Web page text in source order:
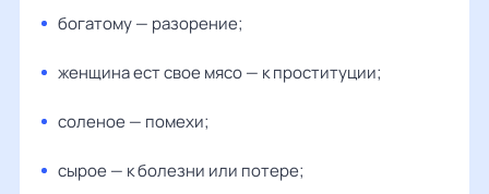
богатому — разорение;
женщина ест свое мясо — к проституции;
соленое — помехи;
сырое — к болезни или потере;